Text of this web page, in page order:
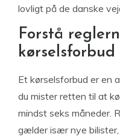
lovligt på de danske
Forstå
kørselsforbud
Et kørselsforbud er en
du mister retten til at
mindst seks måneder.
gælder især nye bilister,